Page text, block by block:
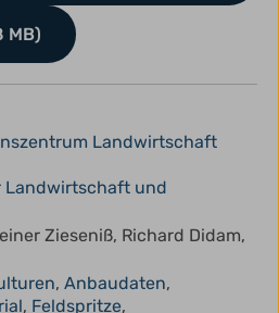
MB)
Landwirtschaft
Landwirtschaft und
Zieseniß, Richard Didam,
, Anbaudaten,
, Feldspritze,